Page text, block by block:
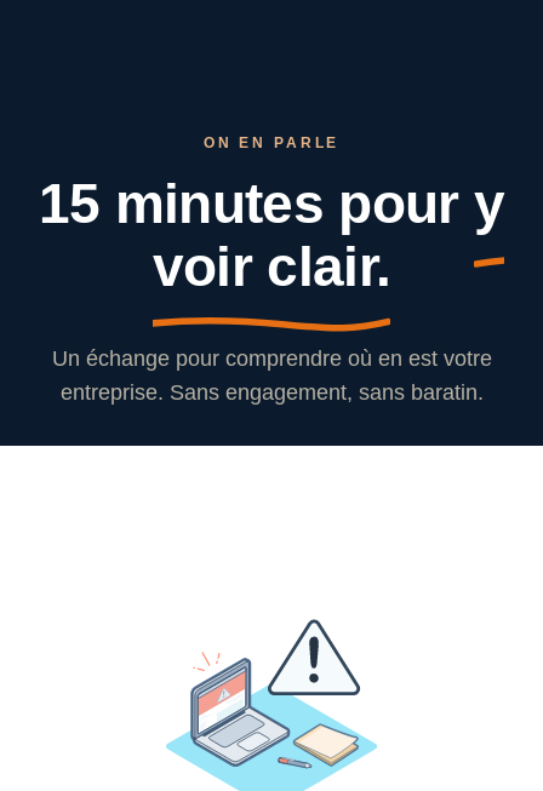
ON EN PARLE
15 minutes pour y
voir clair.
Un échange pour comprendre où en est votre
entreprise. Sans engagement, sans baratin.